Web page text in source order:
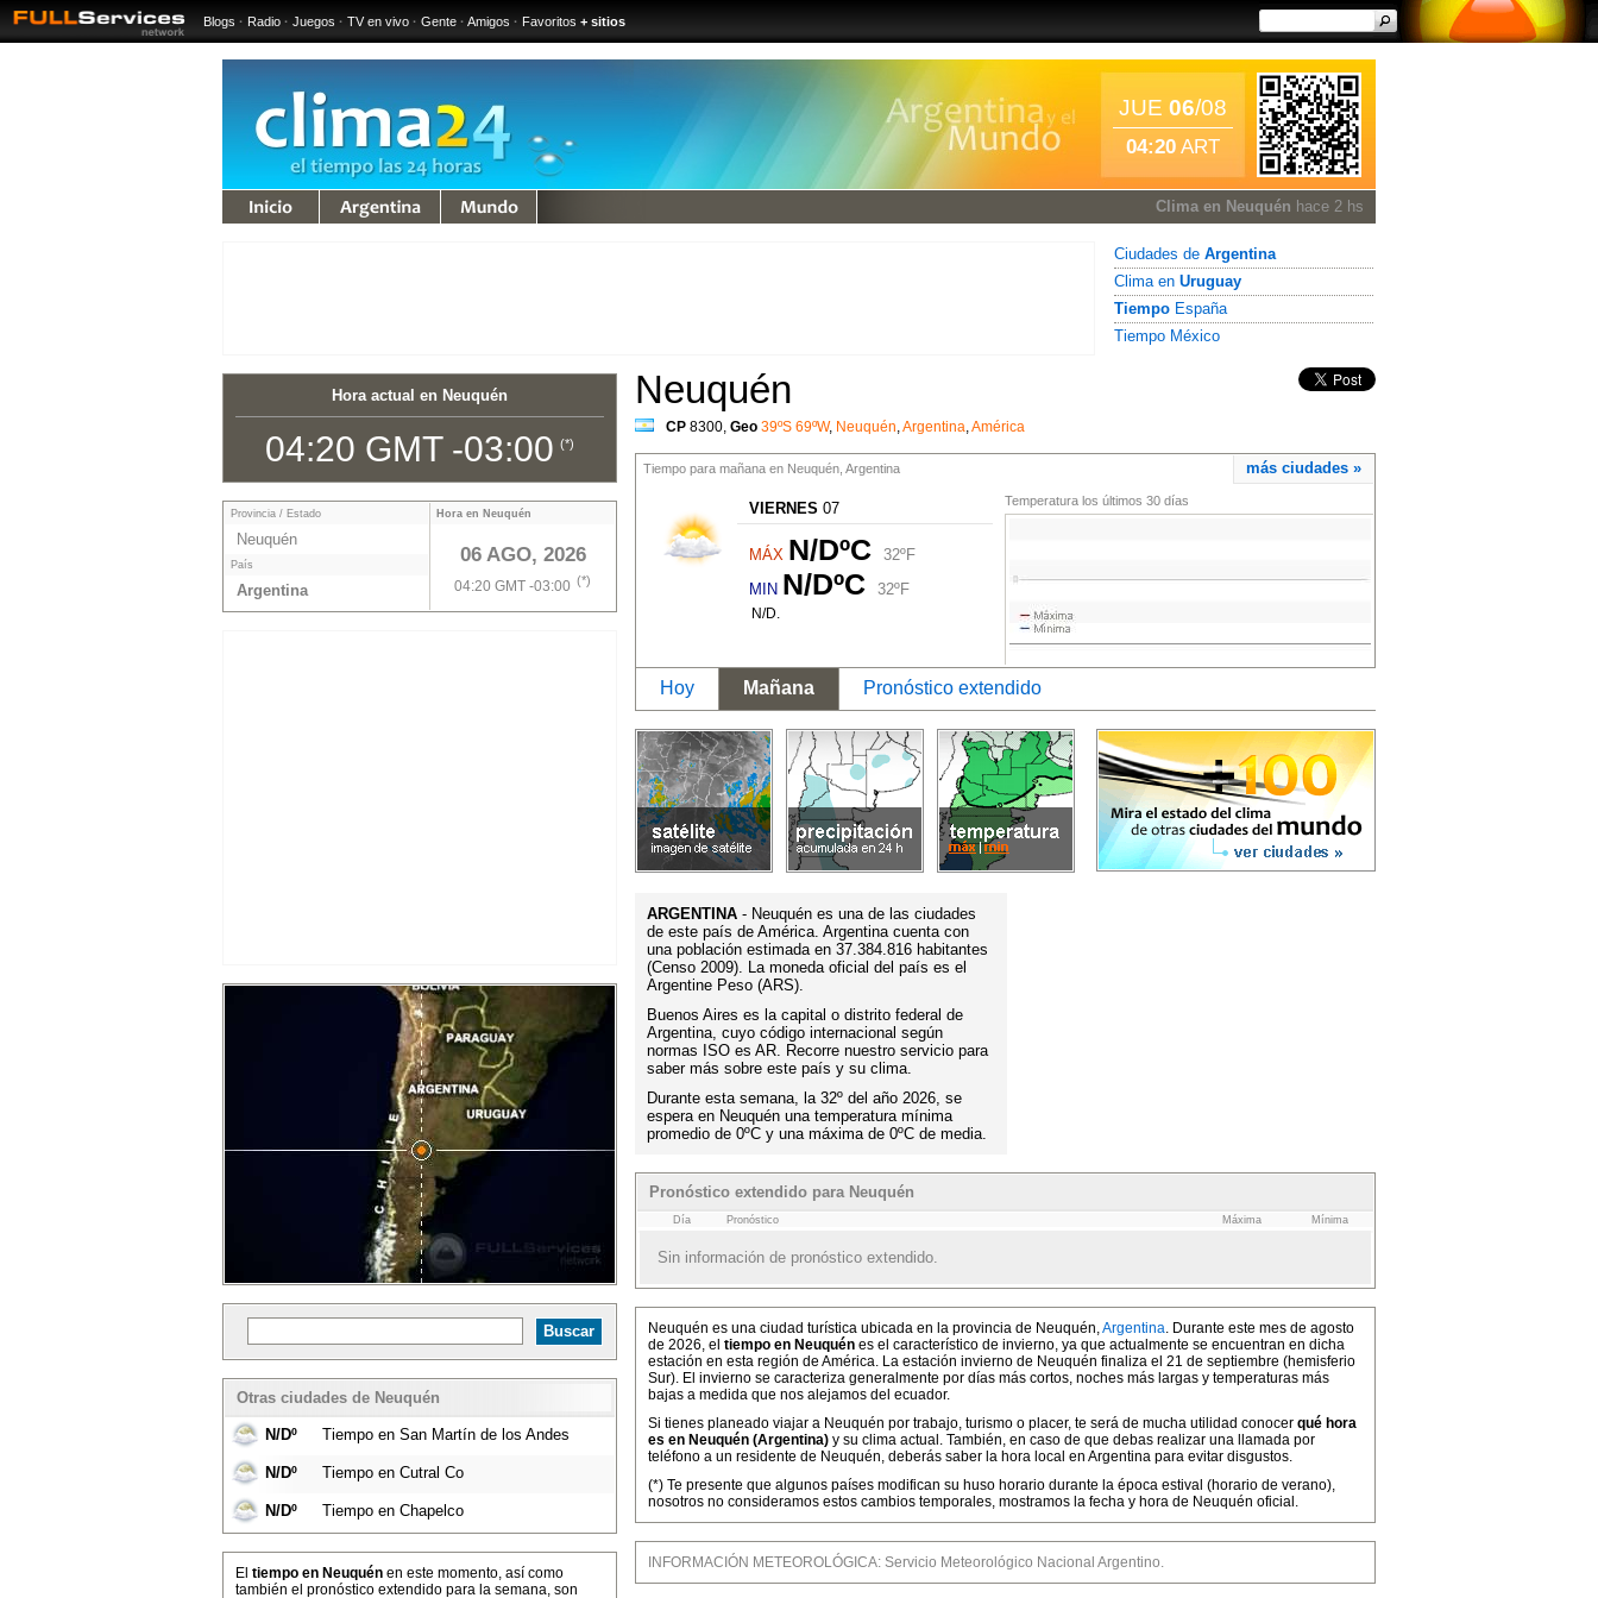
Blogs · Radio · Juegos · TV en vivo · Gente · Amigos · Favoritos + sitios
JUE 06/08
04:20 ART
Clima en Neuquén hace 2 hs
Ciudades de Argentina
Clima en Uruguay
Tiempo España
Tiempo México
Hora actual en Neuquén
04:20 GMT -03:00 (*)
Hora en Neuquén
06 AGO, 2026
04:20 GMT -03:00 (*)
Provincia / Estado
Neuquén
País
Argentina
Otras ciudades de Neuquén
N/Dº Tiempo en San Martín de los Andes
N/Dº Tiempo en Cutral Co
N/Dº Tiempo en Chapelco
El tiempo en Neuquén en este momento, así como
también el pronóstico extendido para la semana, son
Neuquén
CP 8300, Geo 39ºS 69ºW, Neuquén,Argentina,América
más ciudades »
Tiempo para mañana en Neuquén, Argentina
Temperatura los últimos 30 días
VIERNES 07
MÁX N/DºC
32ºF
MIN N/DºC 32ºF
N/D.
Hoy Mañana Pronóstico extendido
ARGENTINA - Neuquén es una de las ciudades
de este país de América. Argentina cuenta con
una población estimada en 37.384.816 habitantes
(Censo 2009). La moneda oficial del país es el
Argentine Peso (ARS).
Buenos Aires es la capital o distrito federal de
Argentina, cuyo código internacional según
normas ISO es AR. Recorre nuestro servicio para
saber más sobre este país y su clima.
Durante esta semana, la 32º del año 2026, se
espera en Neuquén una temperatura mínima
promedio de 0ºC y una máxima de 0ºC de media.
Pronóstico extendido para Neuquén
Día Pronóstico Máxima Mínima
Sin información de pronóstico extendido.
Neuquén es una ciudad turística ubicada en la provincia de Neuquén,Argentina. Durante este mes de agosto
de 2026, el tiempo en Neuquén es el característico de invierno, ya que actualmente se encuentran en dicha
estación en esta región de América. La estación invierno de Neuquén finaliza el 21 de septiembre (hemisferio
Sur). El invierno se caracteriza generalmente por días más cortos, noches más largas y temperaturas más
bajas a medida que nos alejamos del ecuador.
Si tienes planeado viajar a Neuquén por trabajo, turismo o placer, te será de mucha utilidad conocer qué hora
es en Neuquén (Argentina) y su clima actual. También, en caso de que debas realizar una llamada por
teléfono a un residente de Neuquén, deberás saber la hora local en Argentina para evitar disgustos.
(*) Te presente que algunos países modifican su huso horario durante la época estival (horario de verano),
nosotros no consideramos estos cambios temporales, mostramos la fecha y hora de Neuquén oficial.
INFORMACIÓN METEOROLÓGICA: Servicio Meteorológico Nacional Argentino.